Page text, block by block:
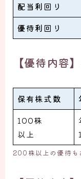
配当利回り
優待利回り
【優待内容】
保有株式数
100株
以上
200株以上の優待も